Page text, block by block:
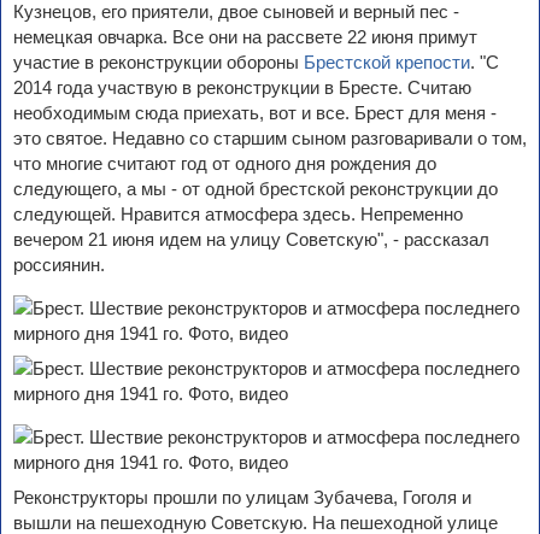
Кузнецов, его приятели, двое сыновей и верный пес -
немецкая овчарка. Все они на рассвете 22 июня примут
участие в реконструкции обороны Брестской крепости. "С
2014 года участвую в реконструкции в Бресте. Считаю
необходимым сюда приехать, вот и все. Брест для меня -
это святое. Недавно со старшим сыном разговаривали о том,
что многие считают год от одного дня рождения до
следующего, а мы - от одной брестской реконструкции до
следующей. Нравится атмосфера здесь. Непременно
вечером 21 июня идем на улицу Советскую", - рассказал
россиянин.
Реконструкторы прошли по улицам Зубачева, Гоголя и
вышли на пешеходную Советскую. На пешеходной улице